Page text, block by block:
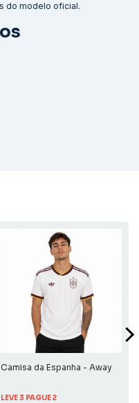
do modelo oficial.
Camisa da Espanha - Away
LEVE 3 PAGUE 2